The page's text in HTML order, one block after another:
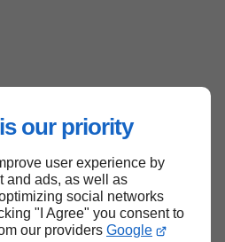
our priority
user experience by
and ads, as well as
social networks
"I Agree" you consent to
our providers Google
de page